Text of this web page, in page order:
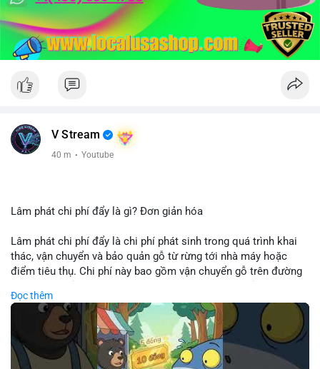
V Stream
40 m · Youtube
Lâm phát chi phí đẩy là gì? Đơn giản hóa
Lâm phát chi phí đẩy là chi phí phát sinh trong quá trình khai
thác, vận chuyển và bảo quản gỗ từ rừng tới nhà máy hoặc
điểm tiêu thụ. Chi phí này bao gồm vận chuyển gỗ trên đường
điều kiện địa hình. Việc hiểu rõ chi phí đẩy giúp doanh nghiệp
lâm nghiệp tối ưu hoá chuỗi cung ứng và kiểm soát lợi nhuận.
🎥 Xem video trực tiếp tại:
Đọc thêm